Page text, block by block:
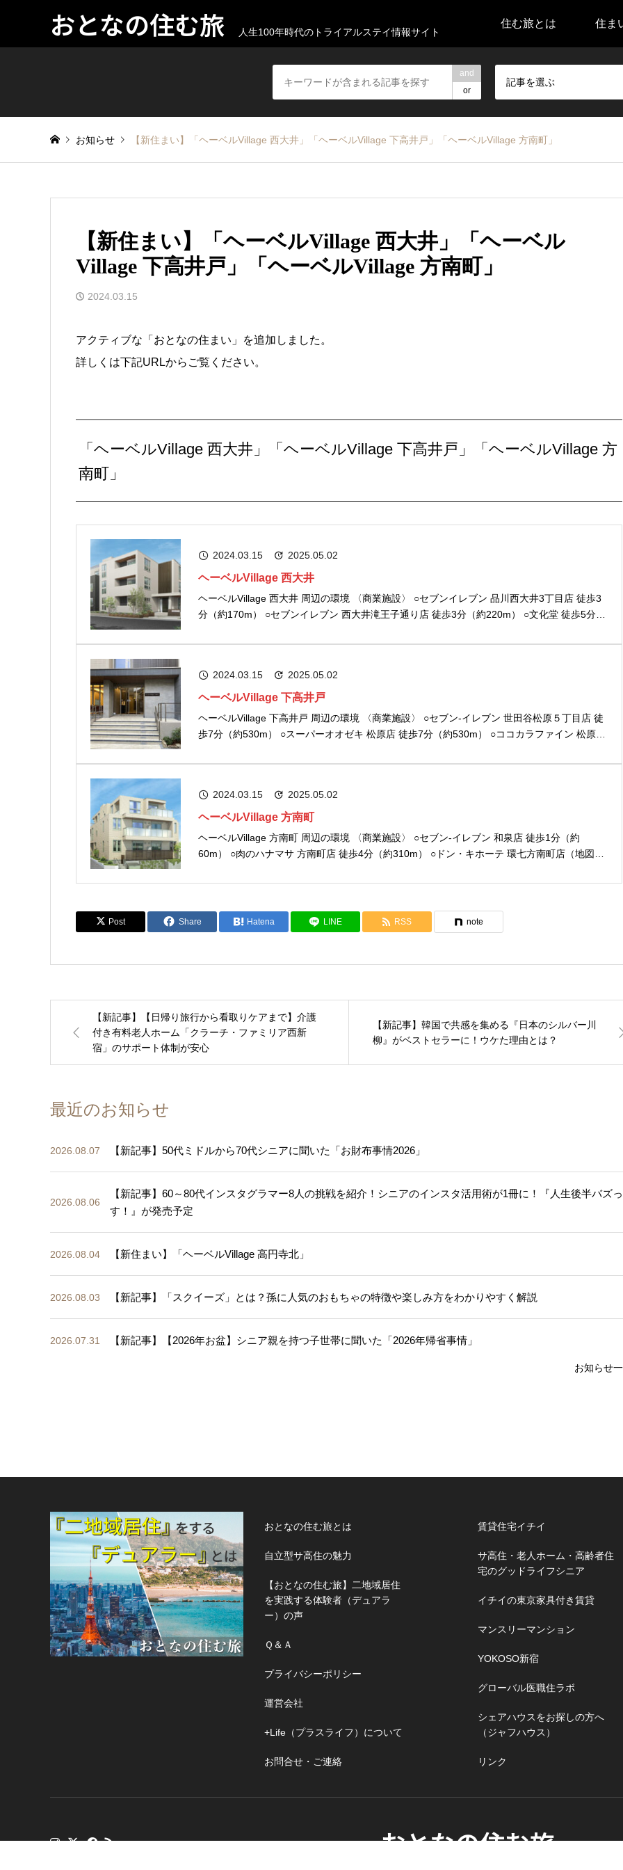
おとなの住む旅 人生100年時代のトライアルステイ情報サイト
住む旅とは 住ま
and
or
記事を選ぶ
お知らせ 【新住まい】「ヘーベルVillage 西大井」「ヘーベルVillage 下高井戸」「ヘーベルVillage 方南町」
【新住まい】「ヘーベルVillage 西大井」「ヘーベル
Village 下高井戸」「ヘーベルVillage 方南町」
2024.03.15
アクティブな「おとなの住まい」を追加しました。
詳しくは下記URLからご覧ください。
「ヘーベルVillage 西大井」「ヘーベルVillage 下高井戸」「ヘーベルVillage 方
南町」
2024.03.15 2025.05.02
ヘーベルVillage 西大井
ヘーベルVillage 西大井 周辺の環境 〈商業施設〉 ○セブンイレブン 品川西大井3丁目店 徒歩3
分（約170m） ○セブンイレブン 西大井滝王子通り店 徒歩3分（約220m） ○文化堂 徒歩5分
2024.03.15 2025.05.02
ヘーベルVillage 下高井戸
ヘーベルVillage 下高井戸 周辺の環境 〈商業施設〉 ○セブン-イレブン 世田谷松原５丁目店 徒
歩7分（約530m） ○スーパーオオゼキ 松原店 徒歩7分（約530m） ○ココカラファイン 松原店
2024.03.15 2025.05.02
ヘーベルVillage 方南町
ヘーベルVillage 方南町 周辺の環境 〈商業施設〉 ○セブン-イレブン 和泉店 徒歩1分（約
60m） ○肉のハナマサ 方南町店 徒歩4分（約310m） ○ドン・キホーテ 環七方南町店（地図
Post Share Hatena LINE RSS note
【新記事】【日帰り旅行から看取りケアまで】介護
付き有料老人ホーム「クラーチ・ファミリア西新
宿」のサポート体制が安心
【新記事】韓国で共感を集める『日本のシルバー川
柳』がベストセラーに！ウケた理由とは？
最近のお知らせ
2026.08.07 【新記事】50代ミドルから70代シニアに聞いた「お財布事情2026」
2026.08.06
【新記事】60～80代インスタグラマー8人の挑戦を紹介！シニアのインスタ活用術が1冊に！『人生後半バズ
す！』が発売予定
2026.08.04 【新住まい】「ヘーベルVillage 高円寺北」
2026.08.03 【新記事】「スクイーズ」とは？孫に人気のおもちゃの特徴や楽しみ方をわかりやすく解説
2026.07.31 【新記事】【2026年お盆】シニア親を持つ子世帯に聞いた「2026年帰省事情」
お知らせ
おとなの住む旅とは
自立型サ高住の魅力
【おとなの住む旅】二地域居住
を実践する体験者（デュアラ
ー）の声
Ｑ＆Ａ
プライバシーポリシー
運営会社
+Life（プラスライフ）について
お問合せ・ご連絡
賃貸住宅イチイ
サ高住・老人ホーム・高齢者住
宅のグッドライフシニア
イチイの東京家具付き賃貸
マンスリーマンション
YOKOSO新宿
グローバル医職住ラボ
シェアハウスをお探しの方へ
（ジャフハウス）
リンク
おとなの住む旅